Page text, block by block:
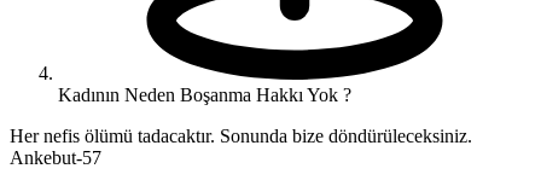
Kadının Neden Boşanma Hakkı Yok ?
Her nefis ölümü tadacaktır. Sonunda bize döndürüleceksiniz.
Ankebut-57